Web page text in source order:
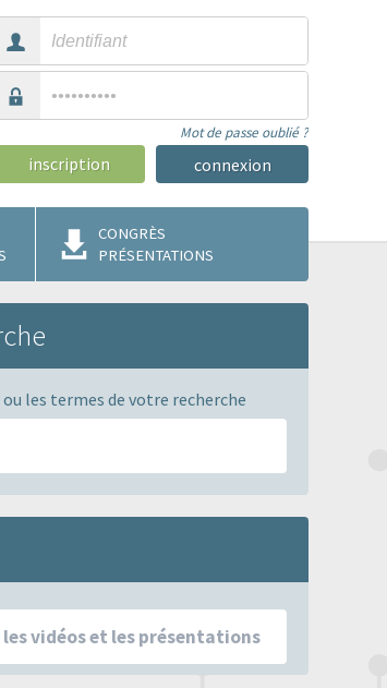
Mot de passe oublié ?
inscription
CONGRÈS
PRÉSENTATIONS
ou les termes de votre recherche
vidéos et les présentations